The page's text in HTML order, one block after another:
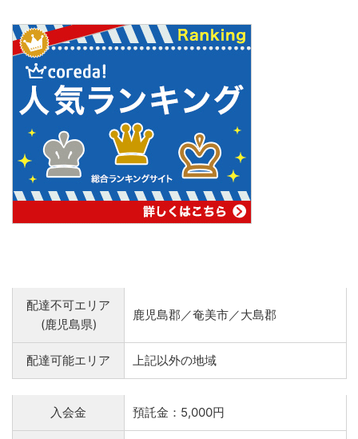
配達不可エリア
(鹿児島県)
鹿児島郡／奄美市／大島郡
配達可能エリア 上記以外の地域
入会金 預託金：5,000円